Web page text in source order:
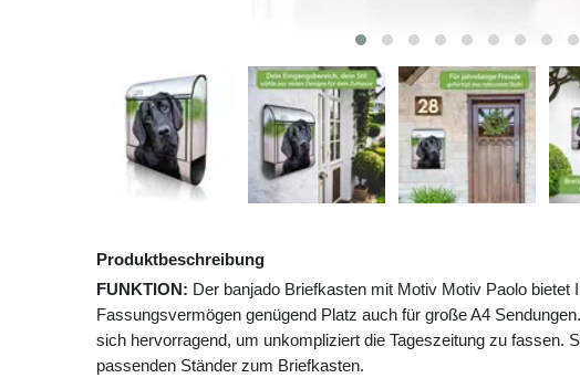
Produktbeschreibung
FUNKTION: Der banjado Briefkasten mit Motiv Motiv Paolo bietet
Fassungsvermögen genügend Platz auch für große A4
sich hervorragend, um unkompliziert die Tageszeitung zu fassen.
passenden Ständer zum Briefkasten.